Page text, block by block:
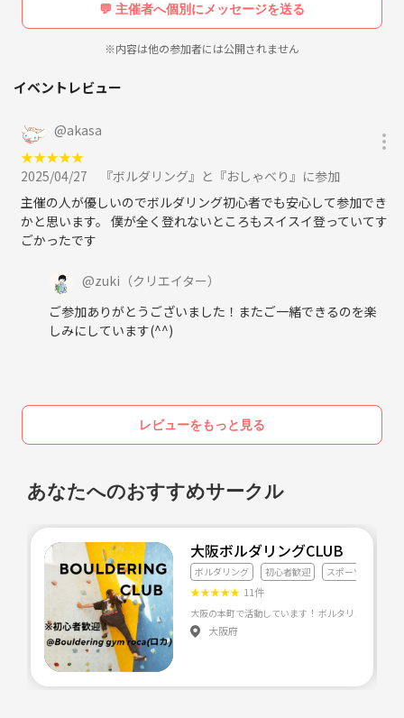
💬 主催者へ個別にメッセージを送る
※内容は他の参加者には公開されません
イベントレビュー
@akasa
★★★★★
2025/04/27
『ボルダリング』と『おしゃべり』に参加
主催の人が優しいのでボルダリング初心者でも安心して参加でき
かと思います。 僕が全く登れないところもスイスイ登っていてす
ごかったです
@zuki （クリエイター）
ご参加ありがとうございました！またご一緒できるのを楽
しみにしています(⁠^⁠^⁠)
レビューをもっと見る
あなたへのおすすめサークル
大阪ボルダリングCLUB
ボルダリング 初心者歓迎 スポーツ
★★★★★ 11件
大阪の本町で活動してい
大阪府